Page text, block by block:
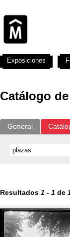
Catálogo
General
Resultados 1 - 1 de
Exposiciones